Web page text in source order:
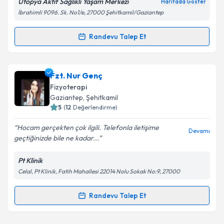
Kişisel verilerimin işlenmesine ilişkin
Metni'ni okudum ve kişisel verilerimin belirtilen
Takvim Talebini Gönder
Haritada Göster
İbrahimli 9096. Sk. No1/e, 27000 Şehitkamil/Gaziantep
Randevu Talep Et
Randevu Takvimi Talebi
Fzt. Özge Özeriçin randevu takvimi talebi oluşturun.
Size bu uzmandan randevu almanız için bir takvim
hazırlandığında e-posta ile bilgilendireceğiz.
Metni'ni okudum ve kişisel verilerimin belirtilen
kapsamda işlenmesini kabul ediyorum.
Fzt. Nur Genç
Fizyoterapi
Gaziantep, Şehitkamil
5 (12 Değerlendirme)
Hocam gerçekten çok ilgili. Telefonla iletişime
geçtiğinizde bile ne kadar...
Devamı
Pt Klinik
Celal, Pt Klinik, Fatih Mahallesi 22014 Nolu Sokak No:9, 27000
Randevu Talep Et
Randevu Takvimi Talebi